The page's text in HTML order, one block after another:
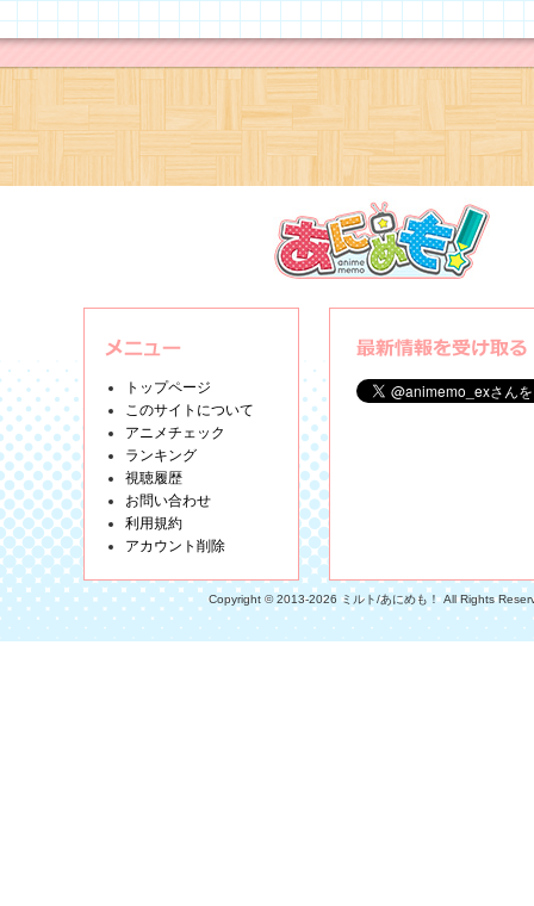
トップページ
このサイトについて
アニメチェック
ランキング
視聴履歴
お問い合わせ
利用規約
アカウント削除
Copyright © 2013-2026 ミルト/あにめも！ All Rights